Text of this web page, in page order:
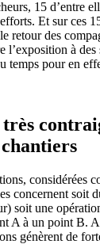
15 d’entre
Et sur ces
retour des
l’exposition à
temps pour en
considérées
concernent soit
soit une
A à un point B.
génèrent de